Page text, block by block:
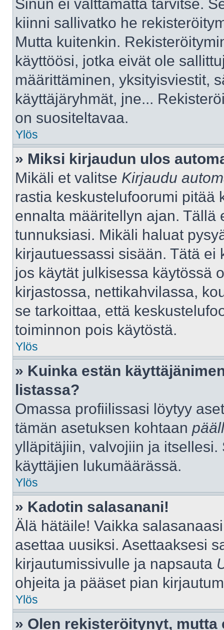
Sinun ei välttämättä tarvitse.
kiinni sallivatko he
Mutta kuitenkin.
käyttöösi, jotka eivät ole
määrittäminen, yksityisviestit,
käyttäjäryhmät, jne...
on suositeltavaa.
Ylös
» Miksi kirjaudun ulos
Mikäli et valitse Kirjaudu
rastia keskustelufoorumi pitää
ennalta määritellyn ajan. Tällä
tunnuksiasi. Mikäli haluat
kirjautuessassi sisään. Tätä
jos käytät julkisessa käytössä
kirjastossa, nettikahvilassa,
se tarkoittaa, että
toiminnon pois käytöstä.
Ylös
» Kuinka estän
listassa?
Omassa profiilissasi löytyy
tämän asetuksen kohtaan
ylläpitäjiin, valvojiin ja
käyttäjien lukumäärässä.
Ylös
» Kadotin salasanani!
Älä hätäile! Vaikka
asettaa uusiksi. Asettaaksesi
kirjautumissivulle ja napsauta
ohjeita ja pääset pian
Ylös
» Olen rekisteröitynyt,